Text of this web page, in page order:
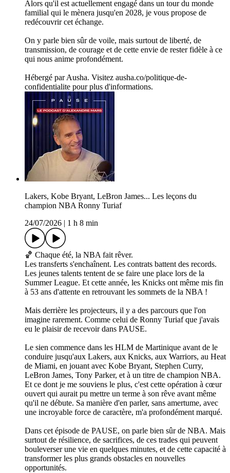
Alors qu'il est actuellement engagé dans un tour du monde
familial qui le mènera jusqu'en 2028, je vous propose de
redécouvrir cet échange.
On y parle bien sûr de voile, mais surtout de liberté, de
transmission, de courage et de cette envie de rester fidèle à ce
qui nous anime profondément.
Hébergé par Ausha. Visitez ausha.co/politique-de-
confidentialite pour plus d'informations.
Lakers, Kobe Bryant, LeBron James... Les leçons du
champion NBA Ronny Turiaf
24/07/2026
1 h 8 min
🏀 Chaque été, la NBA fait rêver.
Les transferts s'enchaînent. Les contrats battent des records.
Les jeunes talents tentent de se faire une place lors de la
Summer League. Et cette année, les Knicks ont même mis fin
à 53 ans d'attente en retrouvant les sommets de la NBA !
Mais derrière les projecteurs, il y a des parcours que l'on
imagine rarement. Comme celui de Ronny Turiaf que j'avais
eu le plaisir de recevoir dans PAUSE.
Le sien commence dans les HLM de Martinique avant de le
conduire jusqu'aux Lakers, aux Knicks, aux Warriors, au Heat
de Miami, en jouant avec Kobe Bryant, Stephen Curry,
LeBron James, Tony Parker, et à un titre de champion NBA.
Et ce dont je me souviens le plus, c'est cette opération à cœur
ouvert qui aurait pu mettre un terme à son rêve avant même
qu'il ne débute. Sa manière d'en parler, sans amertume, avec
une incroyable force de caractère, m'a profondément marqué.
Dans cet épisode de PAUSE, on parle bien sûr de NBA. Mais
surtout de résilience, de sacrifices, de ces trades qui peuvent
bouleverser une vie en quelques minutes, et de cette capacité à
transformer les plus grands obstacles en nouvelles
opportunités.